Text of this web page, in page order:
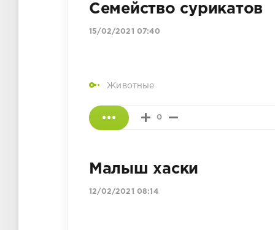
Семейство сурикатов
15/02/2021 07:40
Животные
0
Малыш хаски
12/02/2021 08:14